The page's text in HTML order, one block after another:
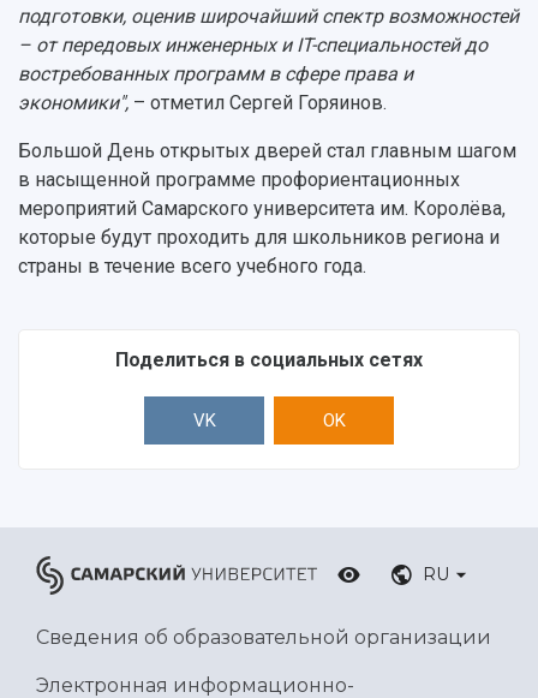
подготовки, оценив широчайший спектр возможностей
– от передовых инженерных и IT-специальностей до
востребованных программ в сфере права и
экономики", – отметил Сергей Горяинов.
Большой День открытых дверей стал главным шагом
в насыщенной программе профориентационных
мероприятий Самарского университета им. Королёва,
которые будут проходить для школьников региона и
страны в течение всего учебного года.
Поделиться в социальных сетях
VK OK
RU
Сведения об образовательной организации
Электронная информационно-